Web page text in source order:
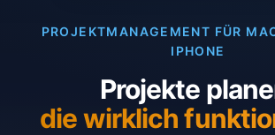
PROJEKTMANAGEMENT FÜR
IPHONE
Projekte
die wirklich